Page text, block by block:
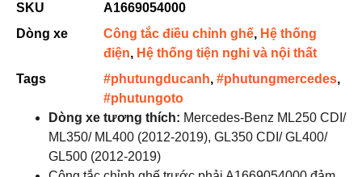
SKU
A1669054000
Dòng xe
Công tắc điều chỉnh ghế, Hệ thống
điện, Hệ thống tiện nghi và nội thất
Tags
#phutungducanh, #phutungmercedes,
#phutungoto
Dòng xe tương thích: Mercedes-Benz ML250 CDI/
ML350/ ML400 (2012-2019), GL350 CDI/ GL400/
GL500 (2012-2019)